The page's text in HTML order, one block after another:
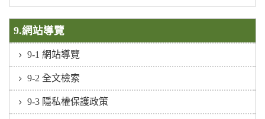
9.網站導覽
9-1 網站導覽
9-2 全文檢索
9-3 隱私權保護政策